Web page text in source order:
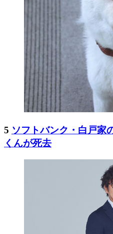
5 ソフトバンク・白戸家
くんが死去